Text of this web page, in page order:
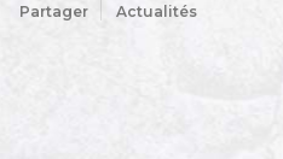
Partager Actualités